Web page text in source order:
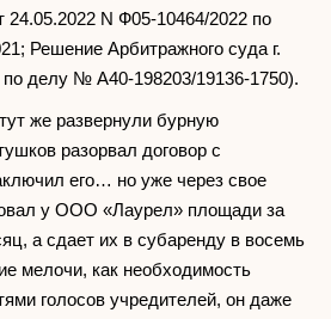
24.05.2022 N Ф05-10464/2022 по
Решение Арбитражного суда г.
делу № А40-198203/19136-1750).
же развернули бурную
разорвал договор с
его… но уже через свое
у ООО «Лаурел» площади за
а сдает их в субаренду в восемь
мелочи, как необходимость
голосов учредителей, он даже